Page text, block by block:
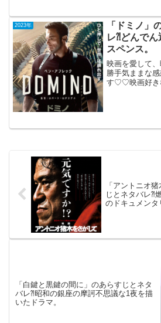
7日公開（119
トー...
2023年
「ドミノ」
レ⁈どんで
スペンス。
映画を愛して
勝手気ままな
す♡♡映画好き
「アントニオ
じとネタバレ⁈
のドキュメンタ
「白鍵と黒鍵の間に」のあらすじとネタ
バレ⁈昭和の銀座の摩訶不思議な1夜を描
いたドラマ。